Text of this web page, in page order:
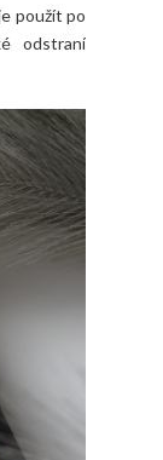
použít po
odstraní